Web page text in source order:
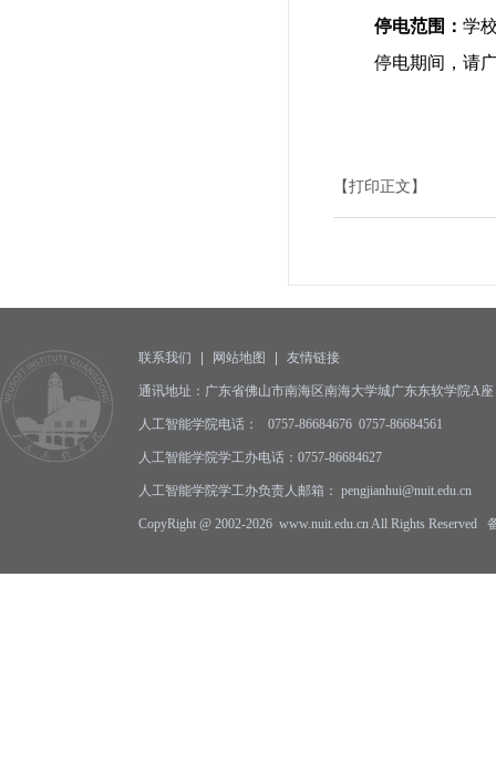
停电范围： 学
停电期间，请
【打印正文】
联系我们 网站地图 友情链接
通讯地址：广东省佛山市南海区南海大学城广东东软学院A
人工智能学院电话： 0757-86684676 0757-86684561
人工智能学院学工办电话：0757-86684627
人工智能学院学工办负责人邮箱： pengjianhui@nuit.edu.cn
CopyRight @ 2002-2026 www.nuit.edu.cn All Rights Reserved